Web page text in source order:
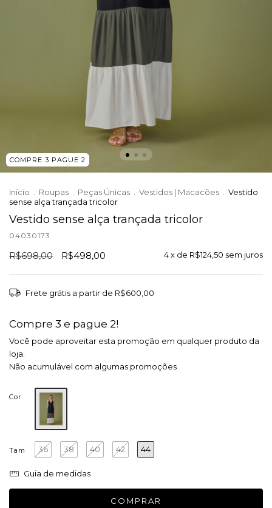
COMPRE 3 PAGUE 2
Início Roupas Peças Únicas Vestidos | Macacões
Vestido
sense alça trançada tricolor
Vestido sense alça trançada tricolor
04030173
R$698,00 R$498,00 4x de R$124,50 sem juros
Frete grátis a partir de R$600,00
Compre 3 e pague 2!
Você pode aproveitar esta promoção em qualquer produto da
loja.
Não acumulável com algumas promoções
Cor
Tam 36 38 40 42 44
Guia de medidas